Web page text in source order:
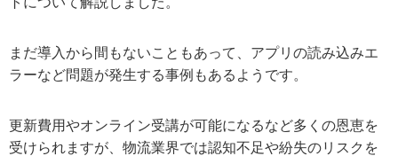
まだ導入から間もないこともあって、アプリの読み込みエ
ラーなど問題が発生する事例もあるようです。
更新費用やオンライン受講が可能になるなど多くの恩恵を
受けられますが、物流業界では認知不足や紛失のリスクを